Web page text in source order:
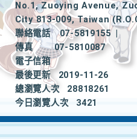
No.1, Zuoying Avenue,
City 813-009, Taiwan
聯絡電話
07-5819155
|
傳真
07-5810087
電子信箱
最後更新
2019-11-26
總瀏覽人次
28818261
今日瀏覽人次
3421